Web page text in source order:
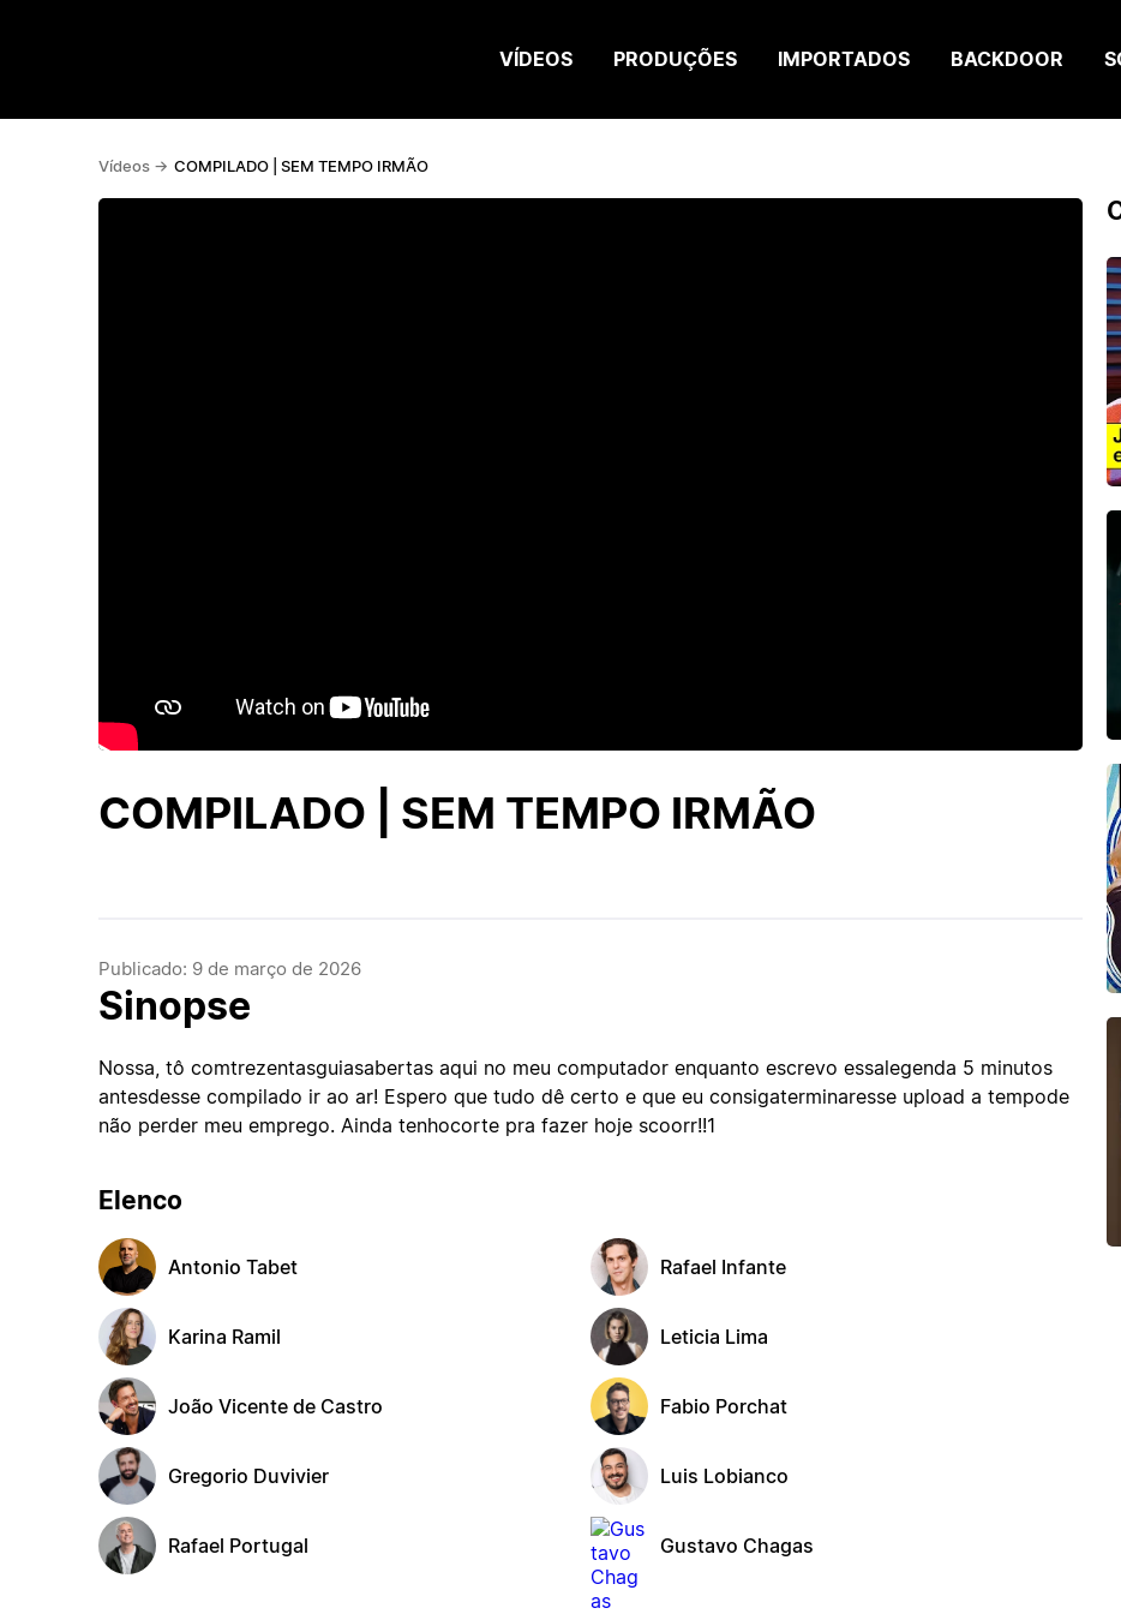
VÍDEOS PRODUÇÕES IMPORTADOS BACKDOOR
Vídeos -> COMPILADO | SEM TEMPO IRMÃO
COMPILADO | SEM TEMPO IRMÃO
Publicado: 9 de março de 2026
Sinopse
Nossa, tô comtrezentasguiasabertas aqui no meu computador enquanto escrevo essalegenda 5 minutos
antesdesse compilado ir ao ar! Espero que tudo dê certo e que eu consigaterminaresse upload a tempode
não perder meu emprego. Ainda tenhocorte pra fazer hoje scoorr!!1
Elenco
Antonio Tabet Rafael Infante
Karina Ramil Leticia Lima
João Vicente de Castro Fabio Porchat
Gregorio Duvivier Luis Lobianco
Rafael Portugal Gustavo Chagas